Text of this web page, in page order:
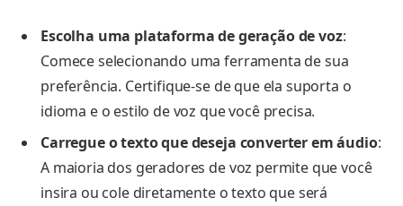
Escolha uma plataforma de geração de voz:
Comece selecionando uma ferramenta de sua
preferência. Certifique-se de que ela suporta o
idioma e o estilo de voz que você precisa.
Carregue o texto que deseja converter em áudio:
A maioria dos geradores de voz permite que você
insira ou cole diretamente o texto que será